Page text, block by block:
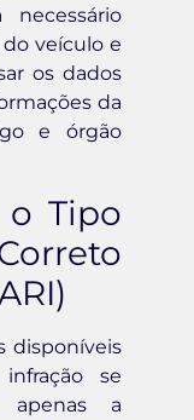
necessário
veículo e
os dados
da
e órgão
o Tipo
disponíveis
se
apenas a